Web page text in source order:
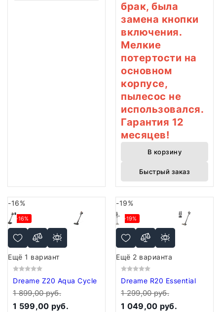
брак, была
замена кнопки
включения.
Мелкие
потертости на
основном
корпусе,
пылесос не
использовался.
Гарантия 12
месяцев!
В корзину
Быстрый заказ
-16%
-16%
Ещё 1 вариант
Dreame Z20 Aqua Cycle
1 899,00 руб.
1 599,00 руб.
-19%
-19%
Ещё 2 варианта
Dreame R20 Essential
1 299,00 руб.
1 049,00 руб.